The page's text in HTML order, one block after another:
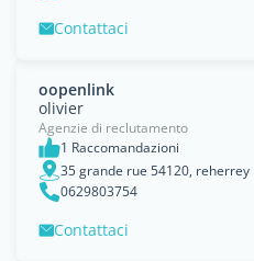
Contattaci
oopenlink
olivier
Agenzie di reclutamento
1 Raccomandazioni
35 grande rue 54120, reherrey
0629803754
Contattaci